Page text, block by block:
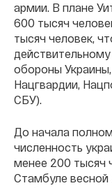
армии. В плане
600 тысяч
тысяч человек,
обороны
Нацгвардии,
СБУ).
До начала
численность
менее 200 тысяч
Стамбуле весной